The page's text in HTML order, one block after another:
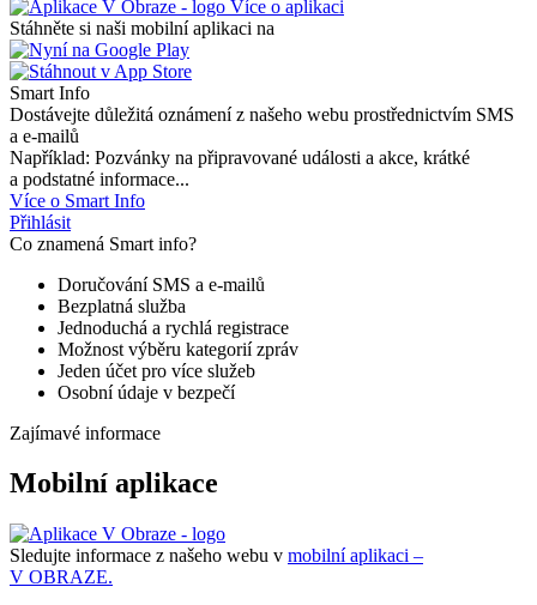
Více o aplikaci
Stáhněte si naši mobilní aplikaci na
Smart Info
Dostávejte důležitá oznámení z našeho webu prostřednictvím SMS
a e-mailů
Například: Pozvánky na připravované události a akce, krátké
a podstatné informace...
Více o Smart Info
Přihlásit
Co znamená Smart info?
Doručování SMS a e-mailů
Bezplatná služba
Jednoduchá a rychlá registrace
Možnost výběru kategorií zpráv
Jeden účet pro více služeb
Osobní údaje v bezpečí
Zajímavé informace
Mobilní aplikace
Sledujte informace z našeho webu v mobilní aplikaci –
V OBRAZE.